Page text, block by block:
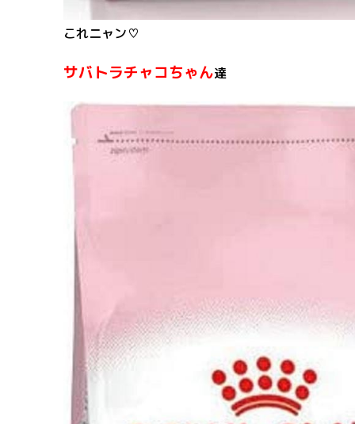
これニャン♡
サバトラチャコちゃん達